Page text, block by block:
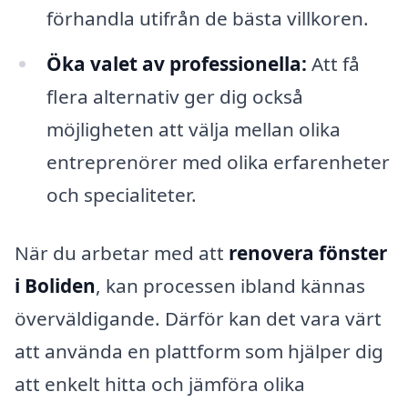
förhandla utifrån de bästa villkoren.
Öka valet av professionella: Att få
flera alternativ ger dig också
möjligheten att välja mellan olika
entreprenörer med olika erfarenheter
och specialiteter.
När du arbetar med att renovera fönster
i Boliden, kan processen ibland kännas
överväldigande. Därför kan det vara värt
att använda en plattform som hjälper dig
att enkelt hitta och jämföra olika